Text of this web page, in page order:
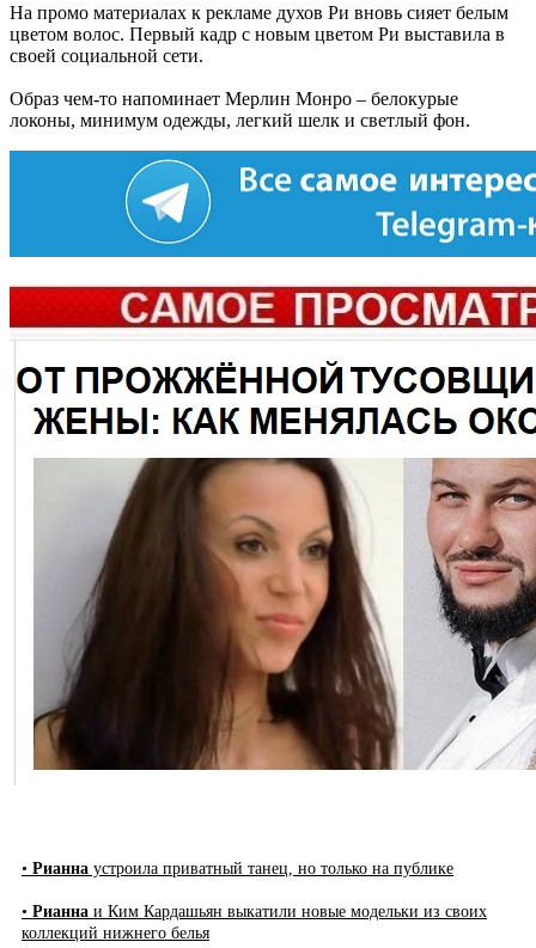
На промо материалах к рекламе духов Ри вновь сияет белым
цветом волос. Первый кадр с новым цветом Ри выставила в
своей социальной сети.
Образ чем-то напоминает Мерлин Монро – белокурые
локоны, минимум одежды, легкий шелк и светлый фон.
• Рианна устроила приватный танец, но только на публике
• Рианна и Ким Кардашьян выкатили новые модельки из своих
коллекций нижнего белья